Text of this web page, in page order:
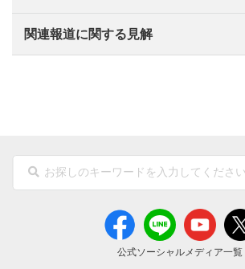
関連報道に関する見解
公式ソーシャルメディア一覧